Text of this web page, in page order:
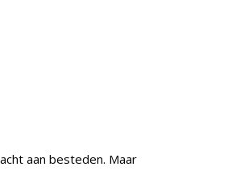
aan besteden. Maar